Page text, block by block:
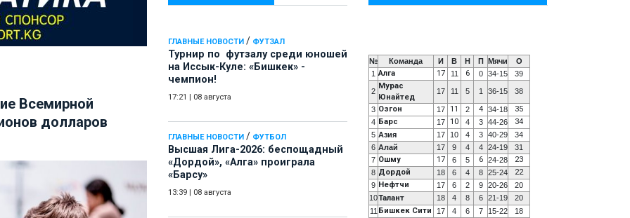
ГЛАВНЫЕ НОВОСТИ / ФУТЗАЛ
Турнир по футзалу среди юношей
на Иссык-Куле: «Бишкек» -
чемпион!
17:21 08 августа
ГЛАВНЫЕ НОВОСТИ / ФУТБОЛ
Высшая Лига-2026: беспощадный
«Дордой», «Алга» проиграла
«Барсу»
13:39 08 августа
Всемирной
долларов
№ Команда И В Н П Мячи
О
1 Алга 17 11 6 0 34-15 39
2
Мурас
Юнайтед
17 11 5 1 36-15 38
3 Озгон 17 11 2 4 34-18 35
4 Барс 17 10 4 3 44-26 34
5 Азия 17 10 4 3 40-29
34
6 Алай 17 9 4 4 24-19
31
7 Ошму 17 6 5 6 24-28 23
8 Дордой 18 6 4 8 25-24 22
9 Нефтчи 17 6 2 9 20-26
20
10Талант 18 4 8 6 21-19
20
11 Бишкек Сити 17 4 6 7 15-22
18